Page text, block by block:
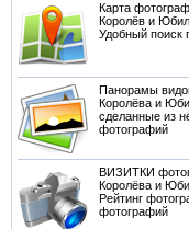
Карта
Королёв и
Удобный поиск
Панорамы
Королёва и
сделанные из
фотографий
ВИЗИТКИ
Королёва и
Рейтинг
фотографий